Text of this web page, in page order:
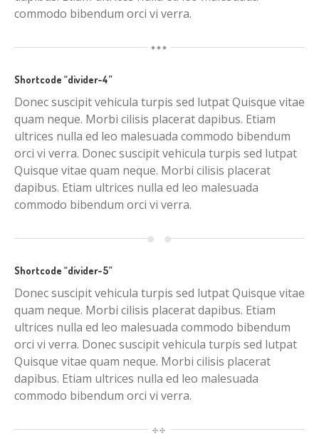
commodo bibendum orci vi verra.
Shortcode “divider-4”
Donec suscipit vehicula turpis sed lutpat Quisque vitae
quam neque. Morbi cilisis placerat dapibus. Etiam
ultrices nulla ed leo malesuada commodo bibendum
orci vi verra. Donec suscipit vehicula turpis sed lutpat
Quisque vitae quam neque. Morbi cilisis placerat
dapibus. Etiam ultrices nulla ed leo malesuada
commodo bibendum orci vi verra.
Shortcode “divider-5”
Donec suscipit vehicula turpis sed lutpat Quisque vitae
quam neque. Morbi cilisis placerat dapibus. Etiam
ultrices nulla ed leo malesuada commodo bibendum
orci vi verra. Donec suscipit vehicula turpis sed lutpat
Quisque vitae quam neque. Morbi cilisis placerat
dapibus. Etiam ultrices nulla ed leo malesuada
commodo bibendum orci vi verra.